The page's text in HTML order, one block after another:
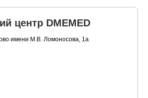
центр DMEMED
имени М.В. Ломоносова, 1а